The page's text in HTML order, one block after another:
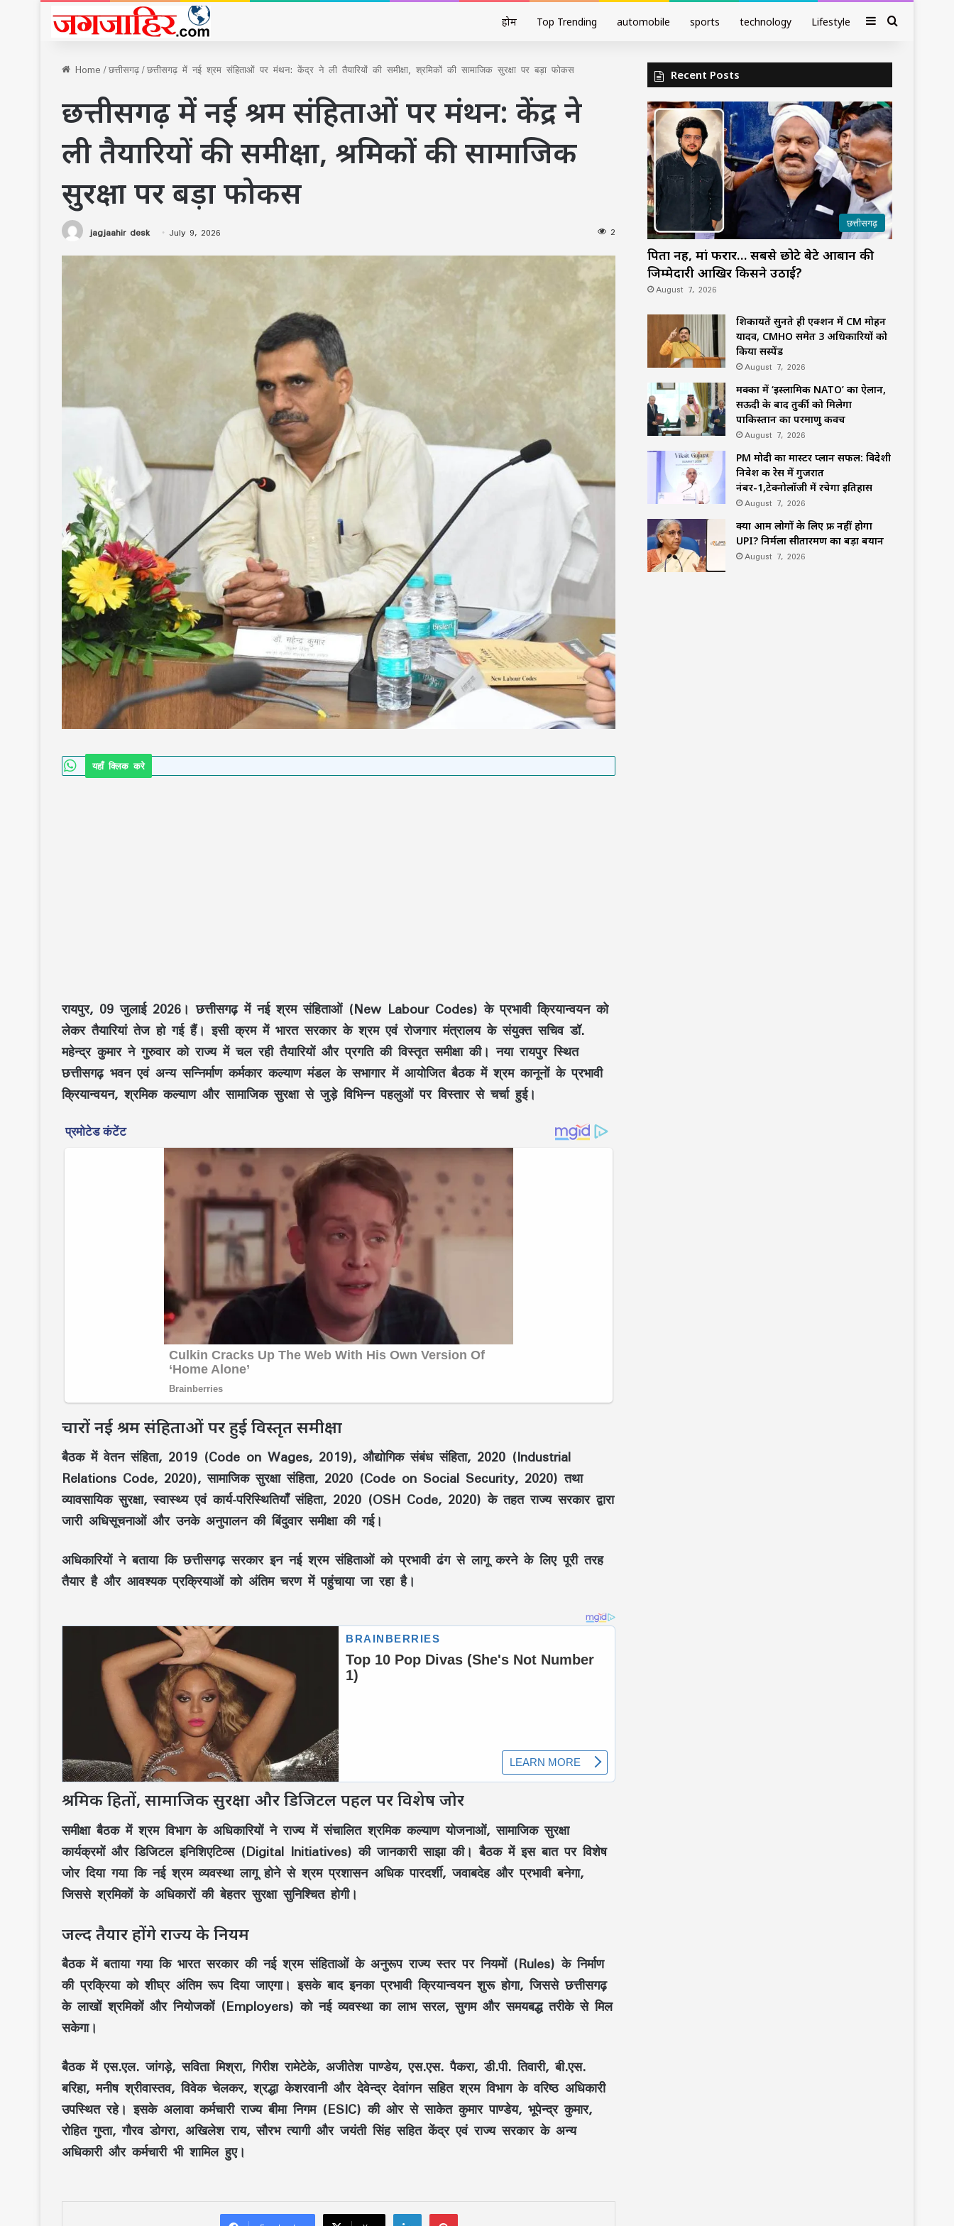
होम Top Trending automobile sports technology Lifestyle SidebarSearch
Home/छत्तीसगढ़/छत्तीसगढ़ में नई श्रम संहिताओं पर मंथन: केंद्र ने ली तैयारियों की समीक्षा, श्रमिकों की सामाजिक सुरक्षा पर बड़ा फोकस
छत्तीसगढ़ में नई श्रम संहिताओं पर मंथन: केंद्र ने
ली तैयारियों की समीक्षा, श्रमिकों की सामाजिक
सुरक्षा पर बड़ा फोकस
jagjaahir desk July 9, 2026 2
यहाँ क्लिक करे
रायपुर, 09 जुलाई 2026। छत्तीसगढ़ मेंनई श्रम संहिताओं (New Labour Codes) के प्रभावी क्रियान्वयन को
लेकर तैयारियां तेज हो गई हैं। इसी क्रम मेंभारत सरकार के श्रम एवं रोजगार मंत्रालयकेसंयुक्त सचिव डॉ.
महेन्द्र कुमारने गुरुवार को राज्य में चल रही तैयारियों और प्रगति की विस्तृत समीक्षा की।नया रायपुरस्थित
छत्तीसगढ़ भवन एवं अन्य सन्निर्माण कर्मकार कल्याण मंडलके सभागार में आयोजित बैठक मेंश्रम कानूनों के प्रभावी
क्रियान्वयन,श्रमिक कल्याणऔरसामाजिक सुरक्षासे जुड़े विभिन्न पहलुओं पर विस्तार से चर्चा हुई।
चारों नई श्रम संहिताओं पर हुई विस्तृत समीक्षा
बैठक मेंवेतन संहिता, 2019 (Code on Wages, 2019), औद्योगिक संबंध संहिता, 2020 (Industrial
Relations Code, 2020),सामाजिक सुरक्षा संहिता, 2020 (Code on Social Security, 2020) तथा
व्यावसायिक सुरक्षा, स्वास्थ्य एवं कार्य-परिस्थितियाँ संहिता, 2020 (OSH Code, 2020) के तहत राज्य सरकार द्वारा
जारी अधिसूचनाओं और उनके अनुपालन कीबिंदुवार समीक्षाकी गई।
अधिकारियों ने बताया किछत्तीसगढ़ सरकारइन नई श्रम संहिताओं को प्रभावी ढंग से लागू करने के लिए पूरी तरह
तैयार है और आवश्यक प्रक्रियाओं को अंतिम चरण में पहुंचाया जा रहा है।
श्रमिक हितों, सामाजिक सुरक्षा और डिजिटल पहल पर विशेष जोर
समीक्षा बैठक मेंश्रम विभागके अधिकारियों ने राज्य में संचालितश्रमिक कल्याण योजनाओं,सामाजिक सुरक्षा
कार्यक्रमोंऔरडिजिटल इनिशिएटिव्स (Digital Initiatives) की जानकारी साझा की। बैठक में इस बात पर विशेष
जोर दिया गया कि नई श्रम व्यवस्था लागू होने सेश्रम प्रशासन अधिक पारदर्शी, जवाबदेह और प्रभावीबनेगा,
जिससे श्रमिकों के अधिकारों की बेहतर सुरक्षा सुनिश्चित होगी।
जल्द तैयार होंगे राज्य के नियम
बैठक में बताया गया किभारत सरकार की नई श्रम संहिताओंके अनुरूप राज्य स्तर परनियमों (Rules) के निर्माण
की प्रक्रिया को शीघ्र अंतिम रूप दिया जाएगा। इसके बाद इनका प्रभावी क्रियान्वयन शुरू होगा, जिससेछत्तीसगढ़
के लाखों श्रमिकोंऔरनियोजकों (Employers) को नई व्यवस्था का लाभसरल, सुगम और समयबद्धतरीके से मिल
सकेगा।
बैठक मेंएस.एल. जांगड़े, सविता मिश्रा, गिरीश रामेटेके, अजीतेश पाण्डेय, एस.एस. पैकरा, डी.पी. तिवारी, बी.एस.
बरिहा, मनीष श्रीवास्तव, विवेक चेलकर, श्रद्धा केशरवानी और देवेन्द्र देवांगनसहितश्रम विभागके वरिष्ठ अधिकारी
उपस्थित रहे। इसके अलावाकर्मचारी राज्य बीमा निगम (ESIC) की ओर सेसाकेत कुमार पाण्डेय, भूपेन्द्र कुमार,
रोहित गुप्ता, गौरव डोगरा, अखिलेश राय, सौरभ त्यागी और जयंती सिंहसहित केंद्र एवं राज्य सरकार के अन्य
अधिकारी और कर्मचारी भी शामिल हुए।
LinkedInPinterest
जिम्मेदारी आखिर किसने उठाई?
शिकायतें सुनते ही एक्शन में CM मोहन यादव,
CMHO समेत 3 अधिकारियों को किया सस्पेंड
Recent Posts
छत्तीसगढ़
पिता नहीं, मां फरार… सबसे छोटे बेटे आबान की
जिम्मेदारी आखिर किसने उठाई?
August 7, 2026
शिकायतें सुनते ही एक्शन में CM मोहन
यादव, CMHO समेत 3 अधिकारियों को
किया सस्पेंड
August 7, 2026
मक्का में ‘इस्लामिक NATO’ का ऐलान,
सऊदी के बाद तुर्की को मिलेगा
पाकिस्तान का परमाणु कवच
August 7, 2026
PM मोदी का मास्टर प्लान सफल: विदेशी
निवेश की रेस में गुजरात
नंबर-1,टेक्नोलॉजी में रचेगा इतिहास
August 7, 2026
क्या आम लोगों के लिए फ्री नहीं होगा
UPI? निर्मला सीतारमण का बड़ा बयान
August 7, 2026